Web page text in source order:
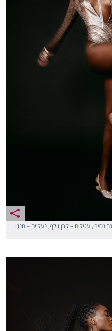
נסירי, עגילים – קרן וולף, נעליים – מנגו